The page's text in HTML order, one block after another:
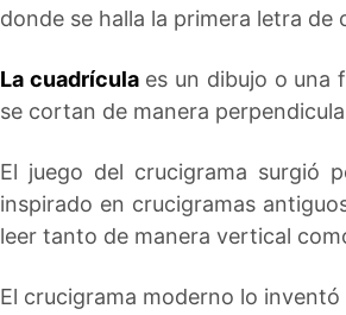
donde se halla la primera letra de
La cuadrículaes un dibujo o una
se cortan de manera
El juego del crucigrama surgió
inspirado en crucigramas
leer tanto de manera vertical
El crucigrama moderno lo